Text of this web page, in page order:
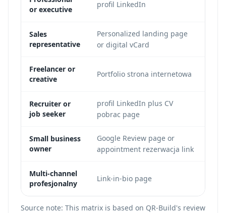
or executive
profil LinkedIn
Sales
representative
Personalized landing page
or digital vCard
Freelancer or
creative
Portfolio strona internetowa
Recruiter or
job seeker
profil LinkedIn plus CV
pobrac page
Small business
owner
Google Review page or
appointment rezerwacja link
Multi-channel
profesjonalny
Link-in-bio page
Source note: This matrix is based on QR-Build's review